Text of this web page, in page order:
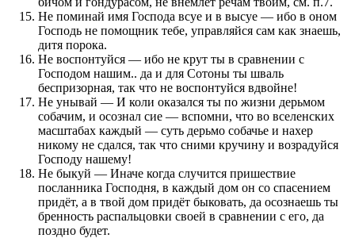
Не поминай имя Господа всуе и в высуе — ибо в оном
Господь не помощник тебе, управляйся сам как знаешь,
дитя порока.
Не воспонтуйся — ибо не крут ты в сравнении с
Господом нашим.. да и для Сотоны ты шваль
беспризорная, так что не воспонтуйся вдвойне!
Не унывай — И коли оказался ты по жизни дерьмом
собачим, и осознал сие — вспомни, что во вселенских
масштабах каждый — суть дерьмо собачье и нахер
никому не сдался, так что сними кручину и возрадуйся
Господу нашему!
Не быкуй — Иначе когда случится пришествие
посланника Господня, в каждый дом он со спасением
придёт, а в твой дом придёт быковать, да осознаешь ты
бренность распальцовки своей в сравнении с его, да
поздно будет.